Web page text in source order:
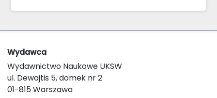
Wydawca
Wydawnictwo Naukowe UKSW
ul. Dewajtis 5, domek nr 2
01-815 Warszawa